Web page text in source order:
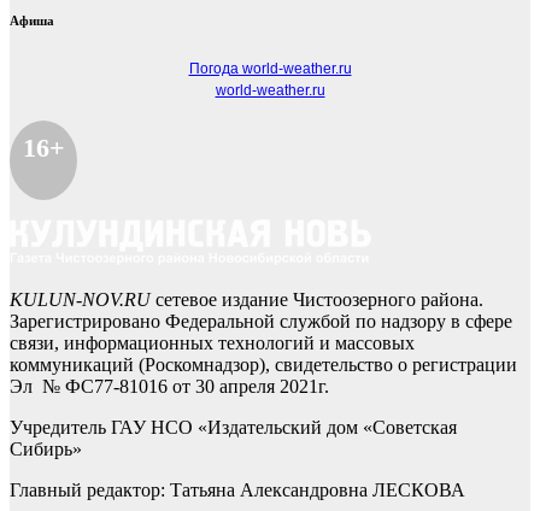
Афиша
Погода world-weather.ru
world-weather.ru
16+
KULUN-NOV.RUсетевое издание Чистоозерного района.
Зарегистрировано Федеральной службой по надзору в сфере
связи, информационных технологий и массовых
коммуникаций (Роскомнадзор), свидетельство о регистрации
Эл № ФС77-81016 от 30 апреля 2021г.
Учредитель ГАУ НСО «Издательский дом «Советская
Сибирь»
Главный редактор: Татьяна Александровна ЛЕСКОВА